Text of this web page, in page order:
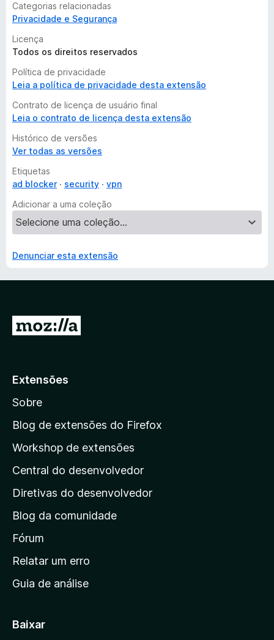
Categorias relacionadas
Privacidade e Segurança
Licença
Todos os direitos reservados
Política de privacidade
Leia a política de privacidade desta extensão
Contrato de licença de usuário final
Leia o contrato de licença desta extensão
Histórico de versões
Ver todas as versões
Etiquetas
ad blocker
security
vpn
Adicionar a uma coleção
Denunciar esta extensão
a
a
a
á
g
i
a
i
n
c
a
Extensões
Sobre
Blog de extensões do Firefox
Workshop de extensões
Central do desenvolvedor
Diretivas do desenvolvedor
Blog da comunidade
Fórum
Relatar um erro
Guia de análise
Baixar